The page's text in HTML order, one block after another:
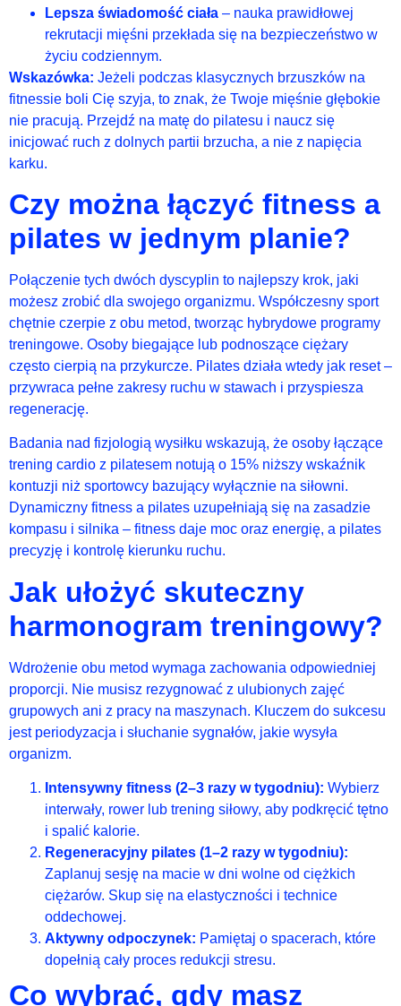
Lepsza świadomość ciała – nauka prawidłowej
rekrutacji mięśni przekłada się na bezpieczeństwo w
życiu codziennym.
Wskazówka: Jeżeli podczas klasycznych brzuszków na
fitnessie boli Cię szyja, to znak, że Twoje mięśnie głębokie
nie pracują. Przejdź na matę do pilatesu i naucz się
inicjować ruch z dolnych partii brzucha, a nie z napięcia
karku.
Czy można łączyć fitness a
pilates w jednym planie?
Połączenie tych dwóch dyscyplin to najlepszy krok, jaki
możesz zrobić dla swojego organizmu. Współczesny sport
chętnie czerpie z obu metod, tworząc hybrydowe programy
treningowe. Osoby biegające lub podnoszące ciężary
często cierpią na przykurcze. Pilates działa wtedy jak reset –
przywraca pełne zakresy ruchu w stawach i przyspiesza
regenerację.
Badania nad fizjologią wysiłku wskazują, że osoby łączące
trening cardio z pilatesem notują o 15% niższy wskaźnik
kontuzji niż sportowcy bazujący wyłącznie na siłowni.
Dynamiczny fitness a pilates uzupełniają się na zasadzie
kompasu i silnika – fitness daje moc oraz energię, a pilates
precyzję i kontrolę kierunku ruchu.
Jak ułożyć skuteczny
harmonogram treningowy?
Wdrożenie obu metod wymaga zachowania odpowiedniej
proporcji. Nie musisz rezygnować z ulubionych zajęć
grupowych ani z pracy na maszynach. Kluczem do sukcesu
jest periodyzacja i słuchanie sygnałów, jakie wysyła
organizm.
Intensywny fitness (2–3 razy w tygodniu): Wybierz
interwały, rower lub trening siłowy, aby podkręcić tętno
i spalić kalorie.
Regeneracyjny pilates (1–2 razy w tygodniu):
Zaplanuj sesję na macie w dni wolne od ciężkich
ciężarów. Skup się na elastyczności i technice
oddechowej.
Aktywny odpoczynek: Pamiętaj o spacerach, które
dopełnią cały proces redukcji stresu.
Co wybrać, gdy masz